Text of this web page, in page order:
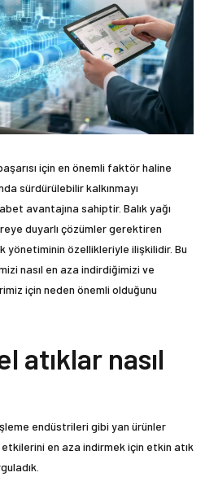
için en önemli faktör haline
sürdürülebilir kalkınmayı
avantajına sahiptir. Balık yağı
duyarlı çözümler gerektiren
yönetiminin özellikleriyle ilişkilidir. Bu
nasıl en aza indirdiğimizi ve
için neden önemli olduğunu
atıklar nasıl
endüstrileri gibi yan ürünler
en aza indirmek için etkin atık